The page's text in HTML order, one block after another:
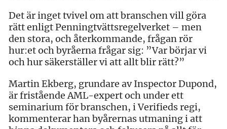
Det är inget tvivel om att branschen vill göra
rätt enligt Penningtvättsregelverket – men
den stora, och återkommande, frågan rör
hur:et och byråerna frågar sig: ”Var börjar vi
och hur säkerställer vi att allt blir rätt?”
Martin Ekberg, grundare av Inspector Dupond,
är fristående AML-expert och under ett
seminarium för branschen, i Verifieds regi,
kommenterar han byårernas utmaning i att